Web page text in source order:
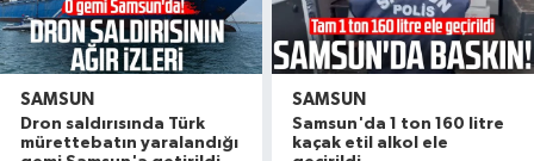
SAMSUN
Dron saldırısında Türk
mürettebatın yaralandığı
SAMSUN
Samsun'da 1 ton 160 litre
kaçak etil alkol ele